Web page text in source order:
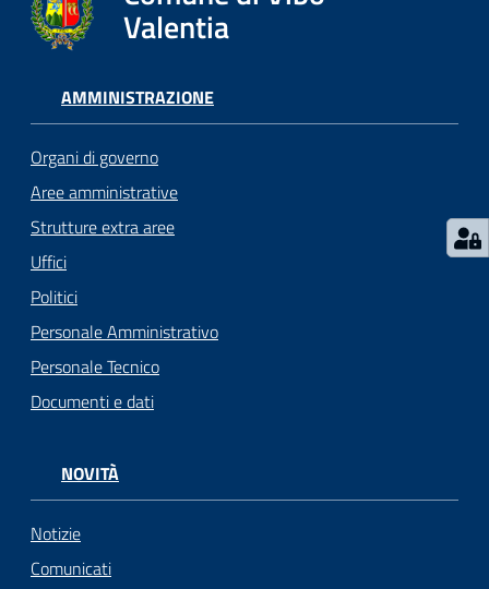
argomenti...
Seguici
su
Valentia
AMMINISTRAZIONE
Organi di governo
Aree amministrative
Strutture extra aree
Uffici
Politici
Personale Amministrativo
Personale Tecnico
Documenti e dati
NOVITÀ
Notizie
Comunicati